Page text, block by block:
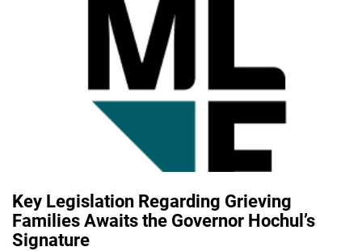
Key Legislation Regarding Grieving
Families Awaits the Governor Hochul’s
Signature